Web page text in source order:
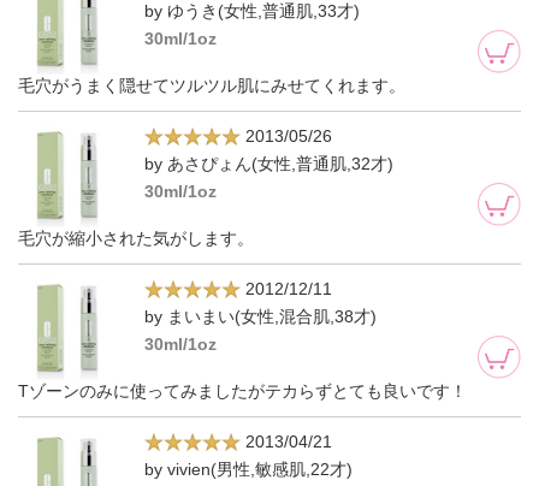
by ゆうき(女性,普通肌,33才)
30ml/1oz
毛穴がうまく隠せてツルツル肌にみせてくれます。
2013/05/26
by あさぴょん(女性,普通肌,32才)
30ml/1oz
毛穴が縮小された気がします。
2012/12/11
by まいまい(女性,混合肌,38才)
30ml/1oz
Tゾーンのみに使ってみましたがテカらずとても良いです！
2013/04/21
by vivien(男性,敏感肌,22才)